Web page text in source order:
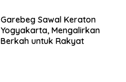
Garebeg Sawal Keraton
Yogyakarta, Mengalirkan
Berkah untuk Rakyat